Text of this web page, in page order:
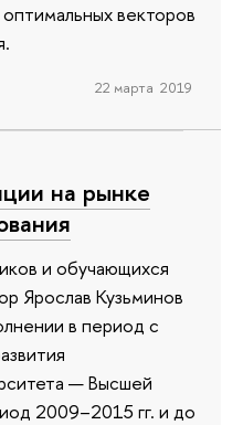
векторов
22 марта 2019
на рынке
и обучающихся
Ярослав Кузьминов
в период с
— Высшей
2009–2015 гг. и до